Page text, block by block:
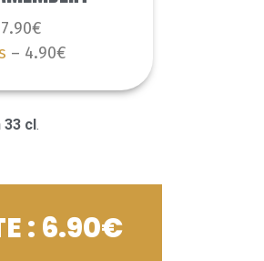
– 4.90€
33 cl.
: 6.90€